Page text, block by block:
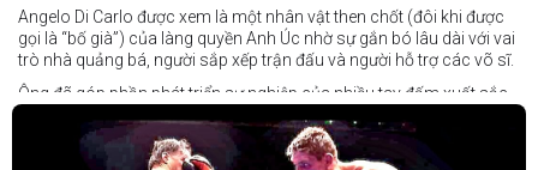
Angelo Di Carlo được xem là một nhân vật then chốt (đôi khi được
gọi là “bố già”) của làng quyền Anh Úc nhờ sự gắn bó lâu dài với vai
trò nhà quảng bá, người sắp xếp trận đấu và người hỗ trợ các võ sĩ.
Ông đã góp phần phát triển sự nghiệp của nhiều tay đấm xuất sắc,
gần đây nhất là cựu vô địch thế giới Liam Paro.